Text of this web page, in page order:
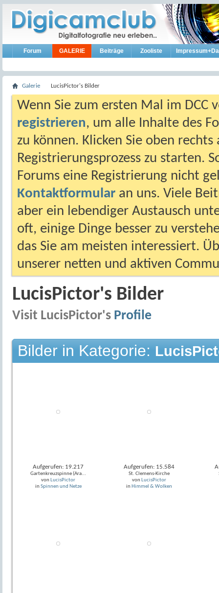
Forum GALERIE Beiträge Zooliste
Galerie LucisPictor's Bilder
Wenn Sie zum ersten Mal im DCC
registrieren, um alle Inhalte des
zu können. Klicken Sie oben
Registrierungsprozess zu starten.
Forums eine Registrierung nicht
Kontaktformular an uns. Viele
aber ein lebendiger Austausch
oft, einige Dinge besser zu
das Sie am meisten interessiert.
unserer netten und aktiven
LucisPictor's Bilder
Visit LucisPictor's Profile
Bilder in Kategorie:
Aufgerufen: 19.217
Gartenkreuzspinne (Ara...
von LucisPictor
in Spinnen und Netze
Aufgerufen: 15.584
St. Clemens-Kirche
von LucisPictor
in Himmel & Wolken